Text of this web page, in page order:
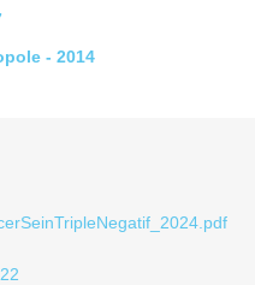
- 2014